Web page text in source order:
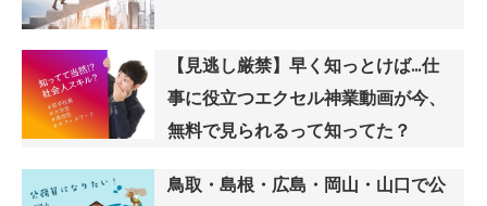
【見逃し厳禁】早く知っとけば…仕
事に役立つエクセル神業動画が今、
無料で見られるって知ってた？
鳥取・島根・広島・岡山・山口で公